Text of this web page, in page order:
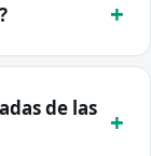
de las